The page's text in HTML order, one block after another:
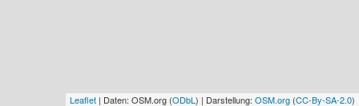
Leaflet | Daten: OSM.org (ODbL ) | Darstellung: OSM.org (CC-By-SA-2.0)